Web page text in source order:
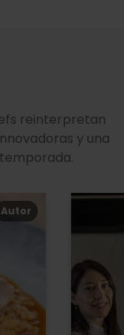
reinterpretan
y una
Autor